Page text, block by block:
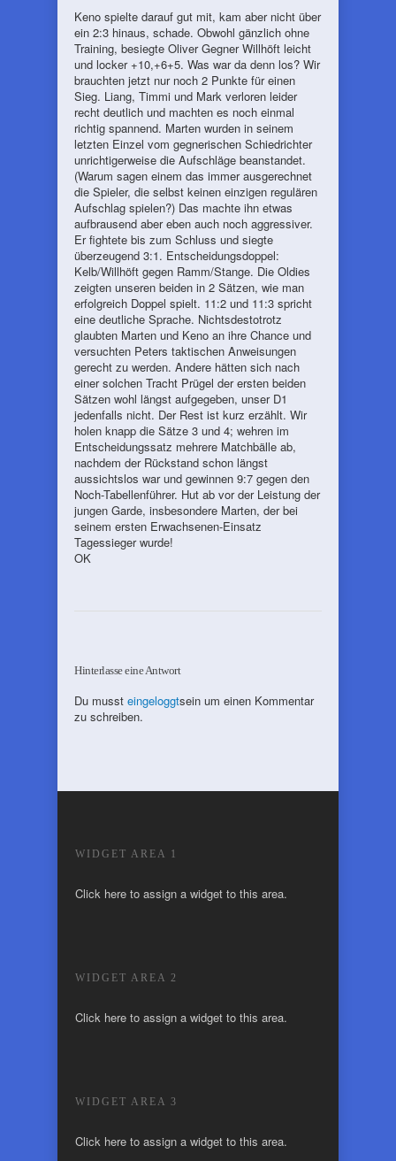
Keno spielte darauf gut mit, kam aber nicht über
ein 2:3 hinaus, schade. Obwohl gänzlich ohne
Training, besiegte Oliver Gegner Willhöft leicht
und locker +10,+6+5. Was war da denn los? Wir
brauchten jetzt nur noch 2 Punkte für einen
Sieg. Liang, Timmi und Mark verloren leider
recht deutlich und machten es noch einmal
richtig spannend. Marten wurden in seinem
letzten Einzel vom gegnerischen Schiedrichter
unrichtigerweise die Aufschläge beanstandet.
(Warum sagen einem das immer ausgerechnet
die Spieler, die selbst keinen einzigen regulären
Aufschlag spielen?) Das machte ihn etwas
aufbrausend aber eben auch noch aggressiver.
Er fightete bis zum Schluss und siegte
überzeugend 3:1. Entscheidungsdoppel:
Kelb/Willhöft gegen Ramm/Stange. Die Oldies
zeigten unseren beiden in 2 Sätzen, wie man
erfolgreich Doppel spielt. 11:2 und 11:3 spricht
eine deutliche Sprache. Nichtsdestotrotz
glaubten Marten und Keno an ihre Chance und
versuchten Peters taktischen Anweisungen
gerecht zu werden. Andere hätten sich nach
einer solchen Tracht Prügel der ersten beiden
Sätzen wohl längst aufgegeben, unser D1
jedenfalls nicht. Der Rest ist kurz erzählt. Wir
holen knapp die Sätze 3 und 4; wehren im
Entscheidungssatz mehrere Matchbälle ab,
nachdem der Rückstand schon längst
aussichtslos war und gewinnen 9:7 gegen den
Noch-Tabellenführer. Hut ab vor der Leistung der
jungen Garde, insbesondere Marten, der bei
seinem ersten Erwachsenen-Einsatz
Tagessieger wurde!
OK
Hinterlasse eine Antwort
Du musst eingeloggtsein um einen Kommentar
zu schreiben.
WIDGET AREA 1
Click here to assign a widget to this area.
WIDGET AREA 2
Click here to assign a widget to this area.
WIDGET AREA 3
Click here to assign a widget to this area.